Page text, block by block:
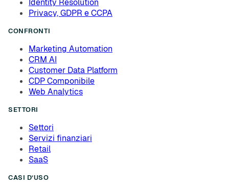
Identity Resolution
Privacy, GDPR e CCPA
CONFRONTI
Marketing Automation
CRM AI
Customer Data Platform
CDP Componibile
Web Analytics
SETTORI
Settori
Servizi finanziari
Retail
SaaS
CASI D’USO